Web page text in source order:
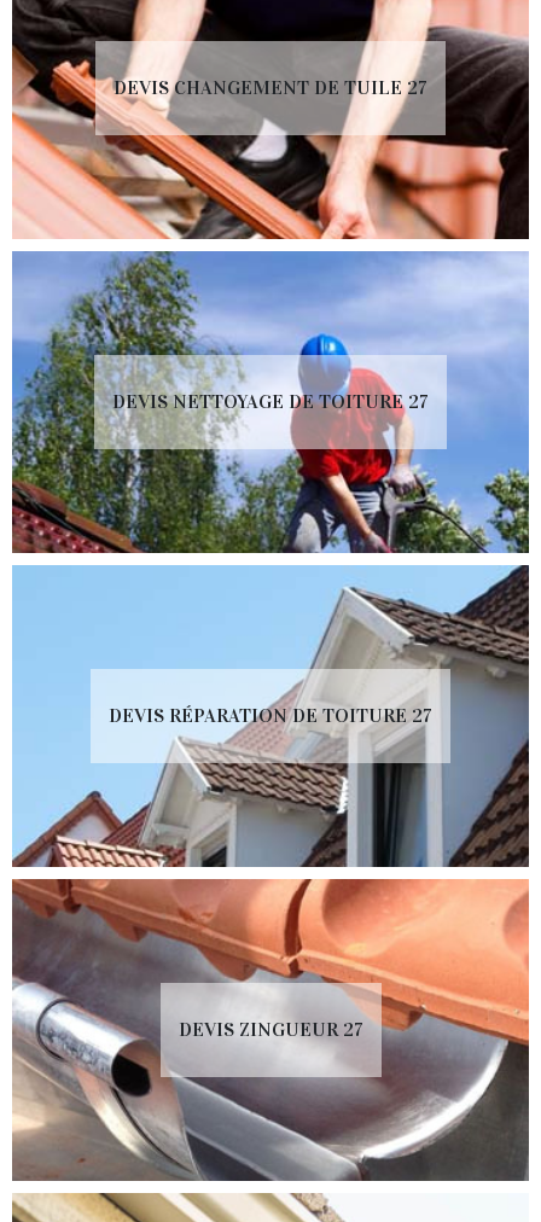
DEVIS CHANGEMENT DE TUILE 27
DEVIS NETTOYAGE DE TOITURE 27
DEVIS RÉPARATION DE TOITURE 27
DEVIS ZINGUEUR 27